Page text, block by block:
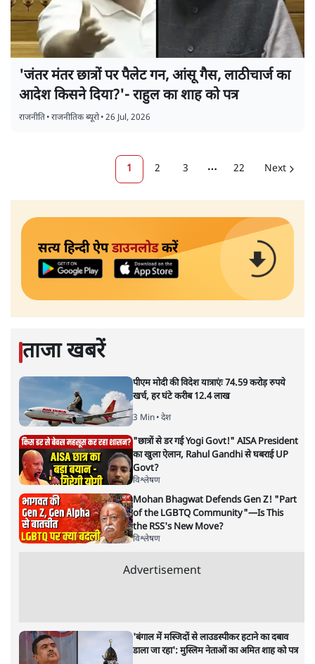
'जंतर मंतर छात्रों पर पैलेट गन, आंसू गैस, लाठीचार्ज का
आदेश किसने दिया?'- राहुल का शाह को पत्र
राजनीति•राजनीतिक ब्यूरो•26 Jul, 2026
1 2 3 More pages
22 Next
सत्य हिन्दी ऐपडाउनलोडकरें
ताजा खबरें
पीएम मोदी की विदेश यात्राएंः 74.59 करोड़ रुपये
खर्च, हर घंटे करीब 12.4 लाख
3 Min• देश
"छात्रों से डर गई Yogi Govt!" AISA President
का खुला ऐलान, Rahul Gandhi से घबराई UP
Govt?
विश्लेषण
Mohan Bhagwat Defends Gen Z! "Part
of the LGBTQ Community"—Is This
the RSS's New Move?
विश्लेषण
Advertisement
'बंगाल में मस्जिदों से लाउडस्पीकर हटाने का दबाव
डाला जा रहा': मुस्लिम नेताओं का अमित शाह को पत्र